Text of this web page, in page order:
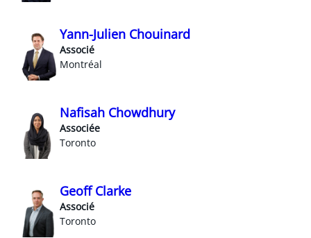
Yann-Julien Chouinard
Associé
Montréal
Nafisah Chowdhury
Associée
Toronto
Geoff Clarke
Associé
Toronto